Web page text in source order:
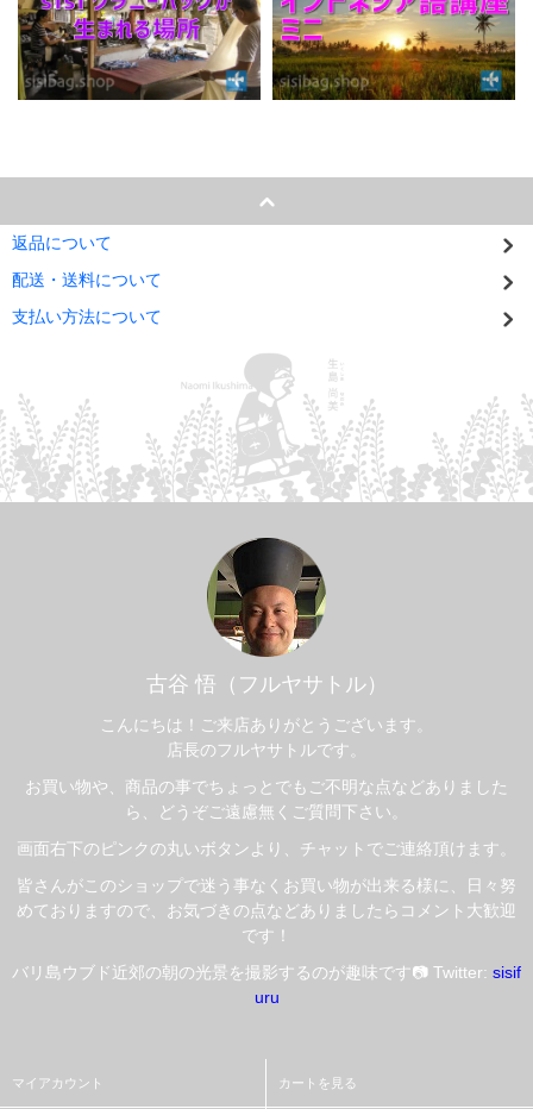
返品について
配送・送料について
支払い方法について
古谷 悟（フルヤサトル）
こんにちは！ご来店ありがとうございます。
店長のフルヤサトルです。
お買い物や、商品の事でちょっとでもご不明な点などありました
ら、どうぞご遠慮無くご質問下さい。
画面右下のピンクの丸いボタンより、チャットでご連絡頂けます。
皆さんがこのショップで迷う事なくお買い物が出来る様に、日々努
めておりますので、お気づきの点などありましたらコメント大歓迎
です！
バリ島ウブド近郊の朝の光景を撮影するのが趣味です📷 Twitter: sisif
uru
マイアカウント カートを見る